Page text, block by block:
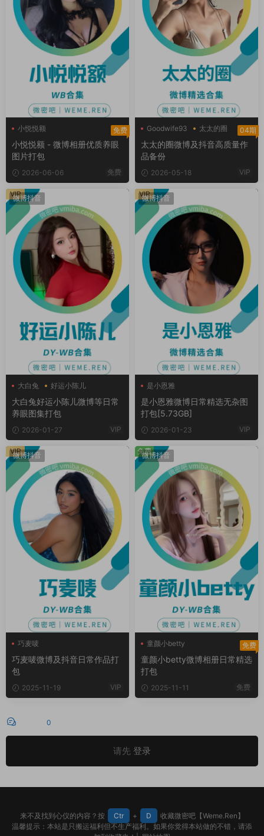
小悦悦额 免费
小悦悦额 - 微博相册优质养眼
图片打包
2026-06-06 免费
Goodwife93
太太的圈
好太太hhh
04期
太太的圈微博及抖音高质量作
品备份
2026-05-18 VIP
微博抖音
大白兔 好运小陈儿
大白兔好运小陈儿微博等日常
养眼图集打包
2026-01-27 VIP
VIP 微博抖音
是小恩雅
是小恩雅微博日常精选无杂图
打包[5.73GB]
2026-01-23 VIP
VIP
微博抖音
巧麦唛
巧麦唛微博及抖音日常作品打
包
2025-11-19 VIP
VIP 微博抖音
童颜小betty 免费
童颜小betty微博相册日常精选
打包
2025-11-11 免费
免费
0
请先 登录
来不及找到心仪的内容？按 Ctr + D
收藏微密吧【Weme.Ren】
温馨提示：本站是只搬运福利但不生产福利。如果你觉得本站做的不错，请添